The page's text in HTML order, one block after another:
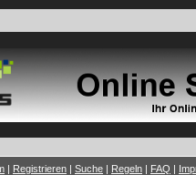
| Registrieren | Suche | Regeln | FAQ |